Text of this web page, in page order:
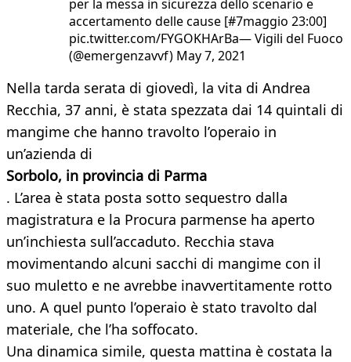
per la messa in sicurezza dello scenario e
accertamento delle cause [#7maggio 23:00]
pic.twitter.com/FYGOKHArBa— Vigili del Fuoco
(@emergenzavvf) May 7, 2021
Nella tarda serata di giovedì, la vita di Andrea
Recchia, 37 anni, è stata spezzata dai 14 quintali di
mangime che hanno travolto l’operaio in
un’azienda di
Sorbolo, in provincia di Parma
. L’area è stata posta sotto sequestro dalla
magistratura e la Procura parmense ha aperto
un’inchiesta sull’accaduto. Recchia stava
movimentando alcuni sacchi di mangime con il
suo muletto e ne avrebbe inavvertitamente rotto
uno. A quel punto l’operaio è stato travolto dal
materiale, che l’ha soffocato.
Una dinamica simile, questa mattina è costata la